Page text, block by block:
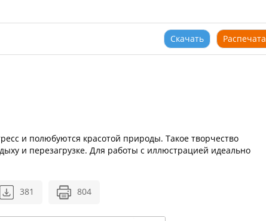
Скачать
и полюбуются красотой природы. Такое творчество
и перезагрузке. Для работы с иллюстрацией идеально
381 804